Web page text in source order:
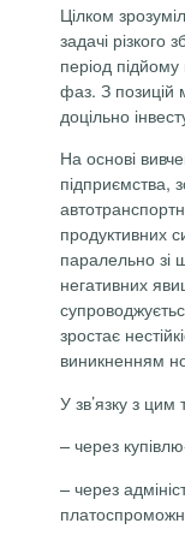
Цілком
задачі
період
фаз. З позицій
доцільно
На основі
підприємства,
продуктивних
паралельно зі
негативних
зростає
виникненням
У зв’язку з
– через
– через